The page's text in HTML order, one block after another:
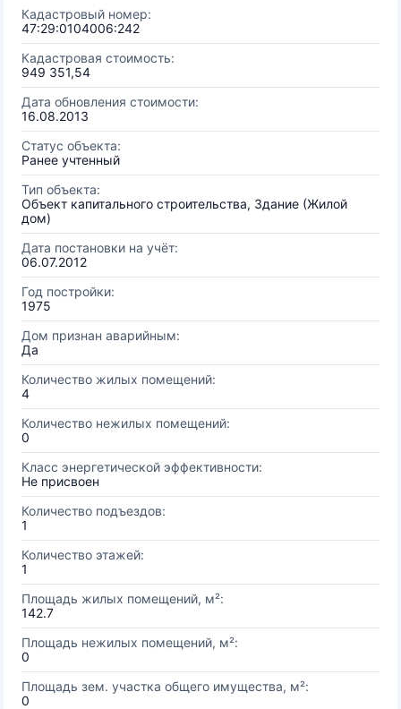
Кадастровый номер:
47:29:0104006:242
Кадастровая стоимость:
949 351,54
Дата обновления стоимости:
16.08.2013
Статус объекта:
Ранее учтенный
Тип объекта:
Объект капитального строительства, Здание (Жилой
дом)
Дата постановки на учёт:
06.07.2012
Год постройки:
1975
Дом признан аварийным:
Да
Количество жилых помещений:
4
Количество нежилых помещений:
0
Класс энергетической эффективности:
Не присвоен
Количество подъездов:
1
Количество этажей:
1
Площадь жилых помещений, м²:
142.7
Площадь нежилых помещений, м²:
0
Площадь зем. участка общего имущества, м²:
0